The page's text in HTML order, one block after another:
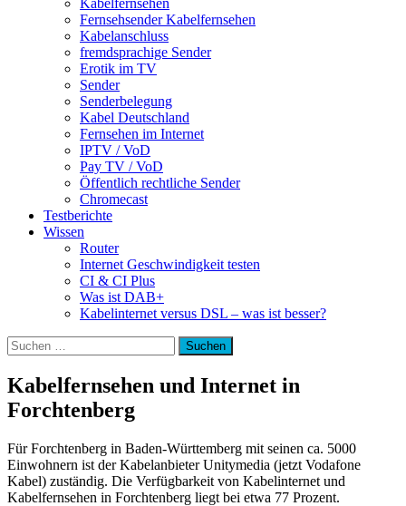
Kabelfernsehen
Fernsehsender Kabelfernsehen
Kabelanschluss
fremdsprachige Sender
Erotik im TV
Sender
Senderbelegung
Kabel Deutschland
Fernsehen im Internet
IPTV / VoD
Pay TV / VoD
Öffentlich rechtliche Sender
Chromecast
Testberichte
Wissen
Router
Internet Geschwindigkeit testen
CI & CI Plus
Was ist DAB+
Kabelinternet versus DSL – was ist besser?
Suchen
nach:
Kabelfernsehen und Internet in
Forchtenberg
Für Forchtenberg in Baden-Württemberg mit seinen ca. 5000
Einwohnern ist der Kabelanbieter Unitymedia (jetzt Vodafone
Kabel) zuständig. Die Verfügbarkeit von Kabelinternet und
Kabelfernsehen in Forchtenberg liegt bei etwa 77 Prozent.